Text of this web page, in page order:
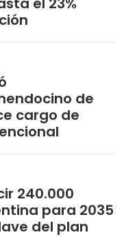
de
cargo de
240.000
para 2035
del plan